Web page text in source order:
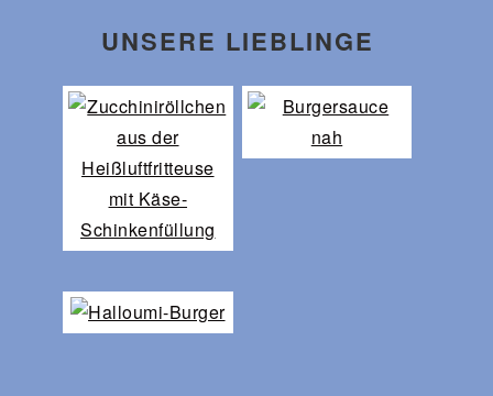
UNSERE LIEBLINGE